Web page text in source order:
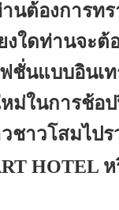
นต้องการท
งใดท่านจะ
ชั่นแบบอินเ
ม่ในการช้อ
ชาวโสมไ
HOTEL